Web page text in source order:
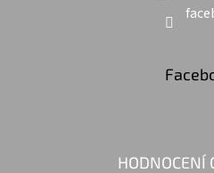
HODNOCENÍ